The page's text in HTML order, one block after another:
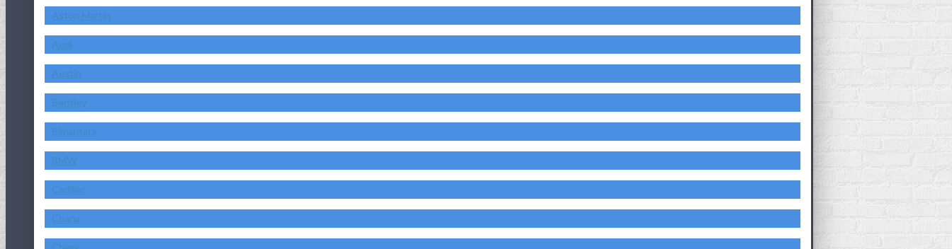
Aston Martin
Audi
Austin
Bentley
Bimantara
BMW
Cadillac
Chana